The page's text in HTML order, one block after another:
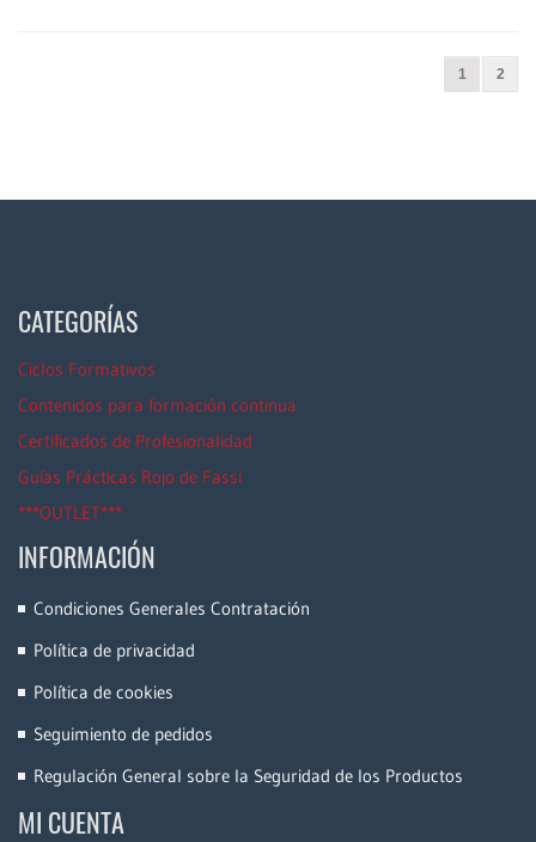
1 2
CATEGORÍAS
Ciclos Formativos
Contenidos para formación continua
Certificados de Profesionalidad
Guías Prácticas Rojo de Fassi
***OUTLET***
INFORMACIÓN
Condiciones Generales Contratación
Política de privacidad
Política de cookies
Seguimiento de pedidos
Regulación General sobre la Seguridad de los Productos
MI CUENTA